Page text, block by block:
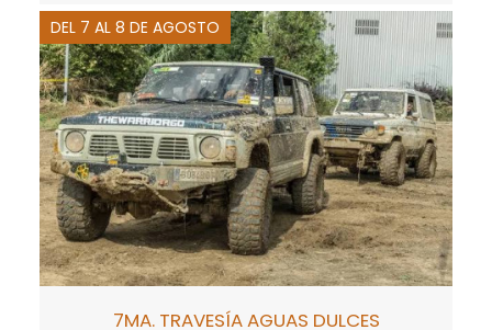
DEL 7 AL 8 DE AGOSTO
7MA. TRAVESÍA AGUAS DULCES